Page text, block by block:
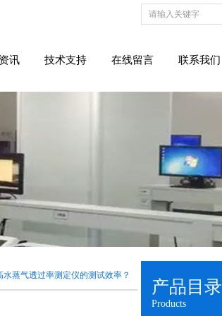
讯 技术支持 在线留言 联系我们
水蒸气透过率测定仪的测试效率？
产品目录
Products